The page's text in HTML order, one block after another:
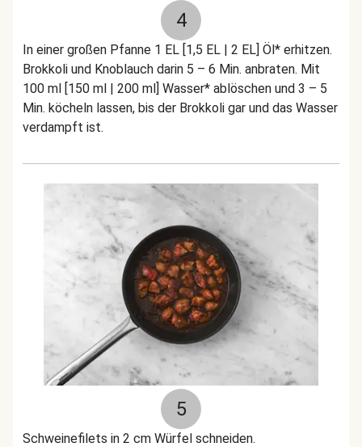
4
In einer großen Pfanne 1 EL [1,5 EL | 2 EL] Öl* erhitzen.
Brokkoli und Knoblauch darin 5 – 6 Min. anbraten. Mit
100 ml [150 ml | 200 ml] Wasser* ablöschen und 3 – 5
Min. köcheln lassen, bis der Brokkoli gar und das Wasser
verdampft ist.
5
Schweinefilets in 2 cm Würfel schneiden.